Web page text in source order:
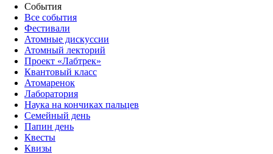
События
Все события
Фестивали
Атомные дискуссии
Атомный лекторий
Проект «Лабтрек»
Квантовый класс
Атомаренок
Лаборатория
Наука на кончиках пальцев
Семейный день
Папин день
Квесты
Квизы